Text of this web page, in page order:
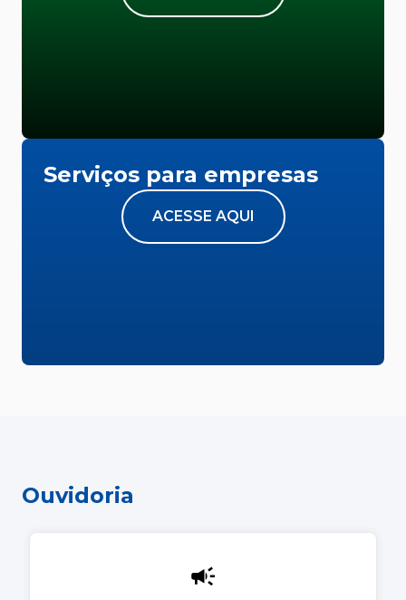
Serviços para empresas
ACESSE AQUI
Ouvidoria